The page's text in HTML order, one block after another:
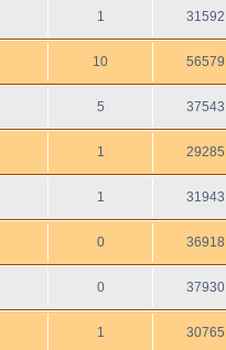
1 31592
10 56579
5 37543
1 29285
1 31943
0 36918
0 37930
1 30765